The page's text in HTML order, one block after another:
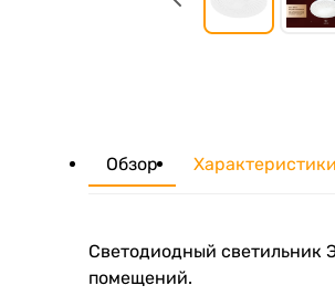
Обзор Характеристики
Светодиодный светильник
помещений.